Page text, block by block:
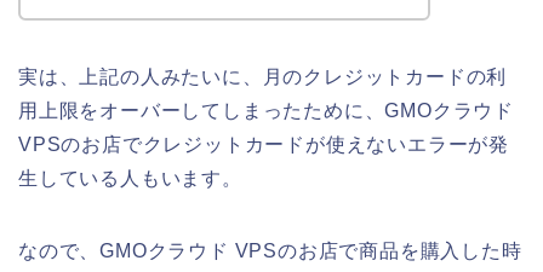
実は、上記の人みたいに、月のクレジットカードの利
用上限をオーバーしてしまったために、GMOクラウド
VPSのお店でクレジットカードが使えないエラーが発
生している人もいます。
なので、GMOクラウド VPSのお店で商品を購入した時